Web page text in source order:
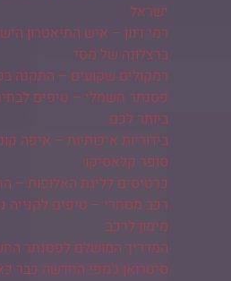
ישראל
רמי דנון – איש התיאטרון
ברצלונה של מסי
רמקולים שקועים – התקנה
פסנתר חשמלי – טיפים
ביותר לכם
בידוריות איכותיות – איפה
סופר קלאסיקו
כרטיסים לליגת האלופות –
רכב מסחרי – טיפים לקנייה
מימון לרכב
המדריך המושלם לפסנתר
סיטרואן ג'מפי החדשה כבר